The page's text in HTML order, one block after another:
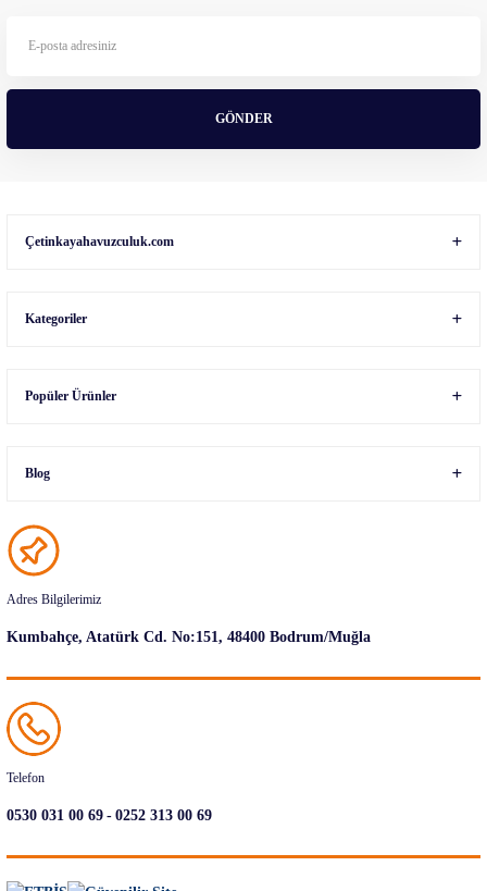
Ürün fiyatı diğer sitelerden daha pahalı.
GÖNDER
Çetinkayahavuzculuk.com
Kategoriler
Popüler Ürünler
Blog
Adres Bilgilerimiz
Kumbahçe, Atatürk Cd. No:151, 48400 Bodrum/Muğla
Telefon
0530 031 00 69-0252 313 00 69